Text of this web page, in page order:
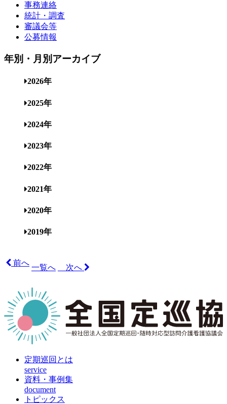
事務連絡
統計・調査
審議会等
公募情報
年別・月別アーカイブ
2026年
2025年
2024年
2023年
2022年
2021年
2020年
2019年
前へ
一覧へ 次へ
定期巡回とは
service
資料・事例集
document
トピックス